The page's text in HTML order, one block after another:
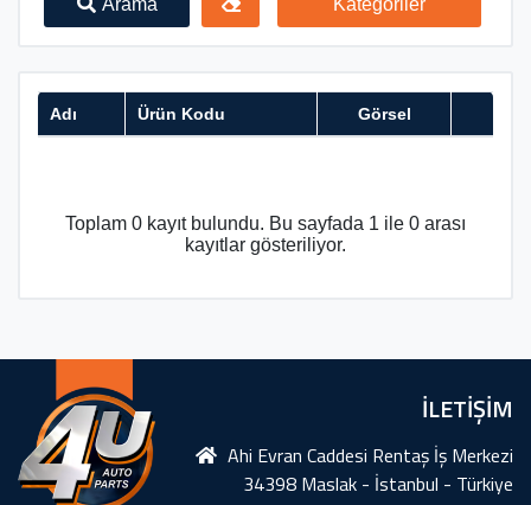
Arama Kategoriler
Adı Ürün Kodu Görsel
Toplam 0 kayıt bulundu. Bu sayfada 1 ile 0 arası
kayıtlar gösteriliyor.
İLETİŞİM
Ahi Evran Caddesi Rentaş İş Merkezi
34398 Maslak - İstanbul - Türkiye